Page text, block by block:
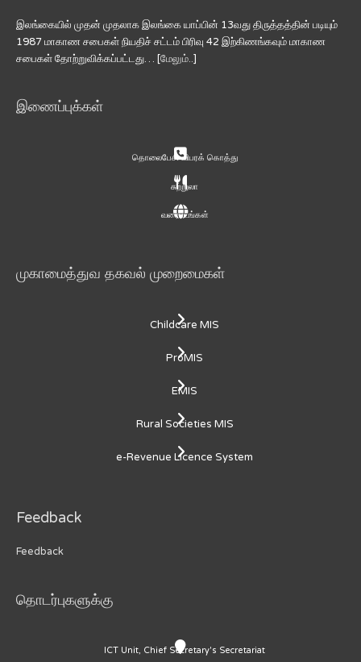
இலங்கையில் முதன் முதலாக இலங்கை யாப்பின் 13வது திருத்தத்தின் படியும்
1987 மாகாண சபைகள் நியதிச் சட்டம் பிரிவு 42 இற்கிணங்கவும் மாகாண
சபைகள் தோற்றுவிக்கப்பட்டது… [மேலும்..]
இணைப்புக்கள்
தொலைபேசி விபரக் கொத்து
சுற்றுலா
வரைபடங்கள்
முகாமைத்துவ தகவல் முறைமைகள்
Childcare MIS
ProMIS
EMIS
Rural Societies MIS
e-Revenue Licence System
Feedback
Feedback
தொடர்புகளுக்கு
ICT Unit, Chief Secretary's Secretariat